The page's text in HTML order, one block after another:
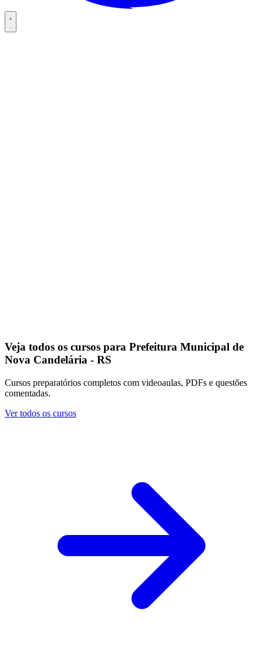
Veja todos os cursos para Prefeitura Municipal de
Nova Candelária - RS
Cursos preparatórios completos com videoaulas, PDFs e questões
comentadas.
Ver todos os cursos